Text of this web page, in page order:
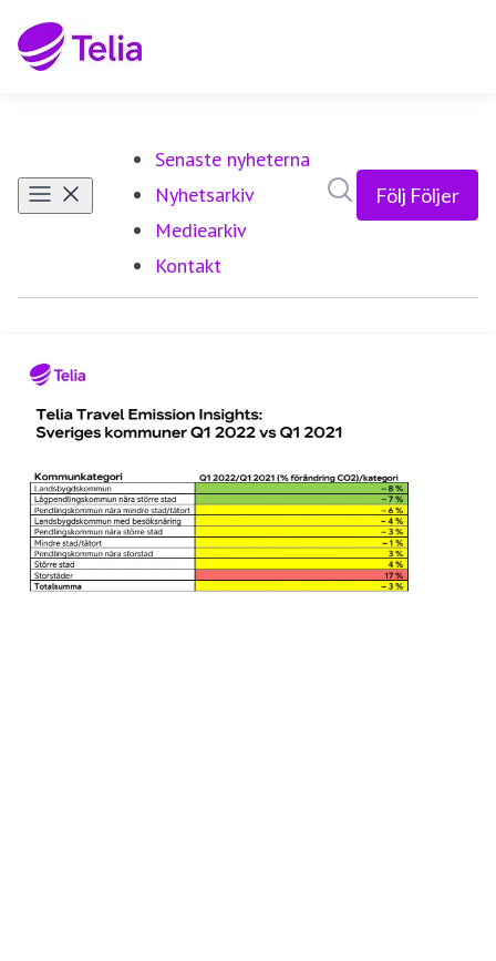
Senaste nyheterna
Nyhetsarkiv
Mediearkiv
Kontakt
Följ Följer